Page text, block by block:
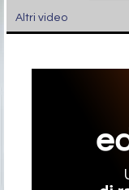
Altri video